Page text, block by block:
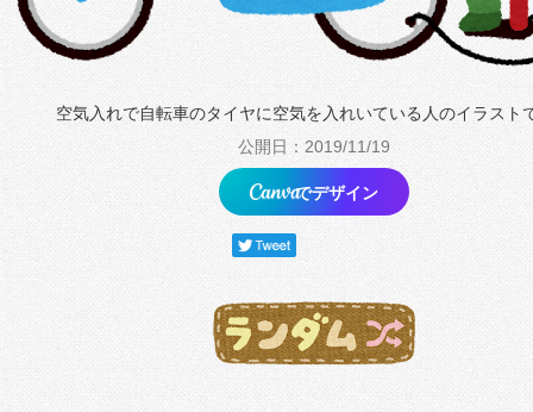
空気入れで自転車のタイヤに空気を入れいている人のイラスト
公開日：2019/11/19
でデザイン